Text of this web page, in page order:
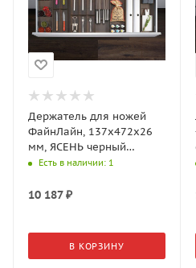
Держатель для ножей
ФайнЛайн, 137x472x26
мм, ЯСЕНЬ черный
(0091690368)
Есть в наличии: 1
10 187₽
В КОРЗИНУ